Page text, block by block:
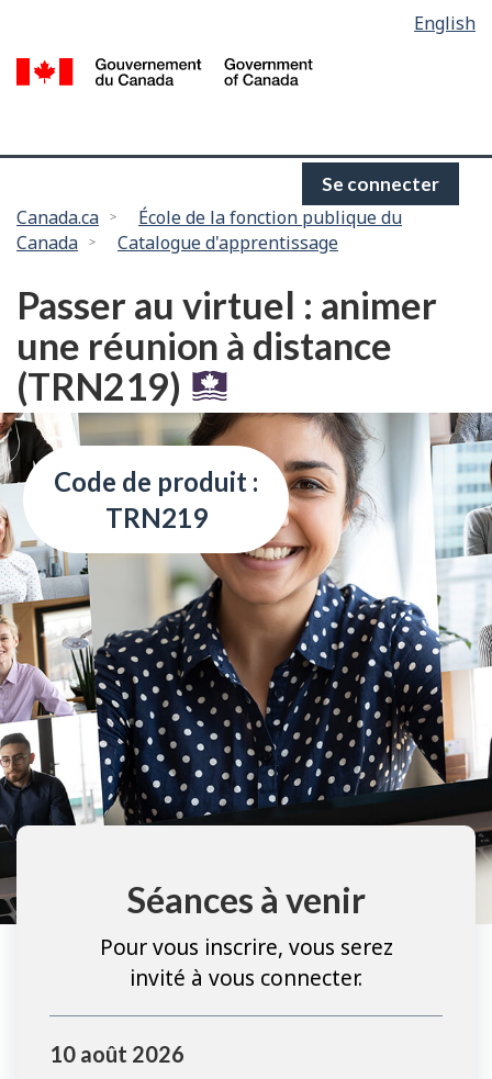
contenu
selection
English
Se connecter
Vous
êtes
Canada.ca
École de la fonction publique du
Canada
Catalogue d'apprentissage
Passer au virtuel : animer
une réunion à distance
(TRN219)
Code de produit :
TRN219
Séances à venir
Pour vous inscrire, vous serez
invité à vous connecter.
10 août 2026